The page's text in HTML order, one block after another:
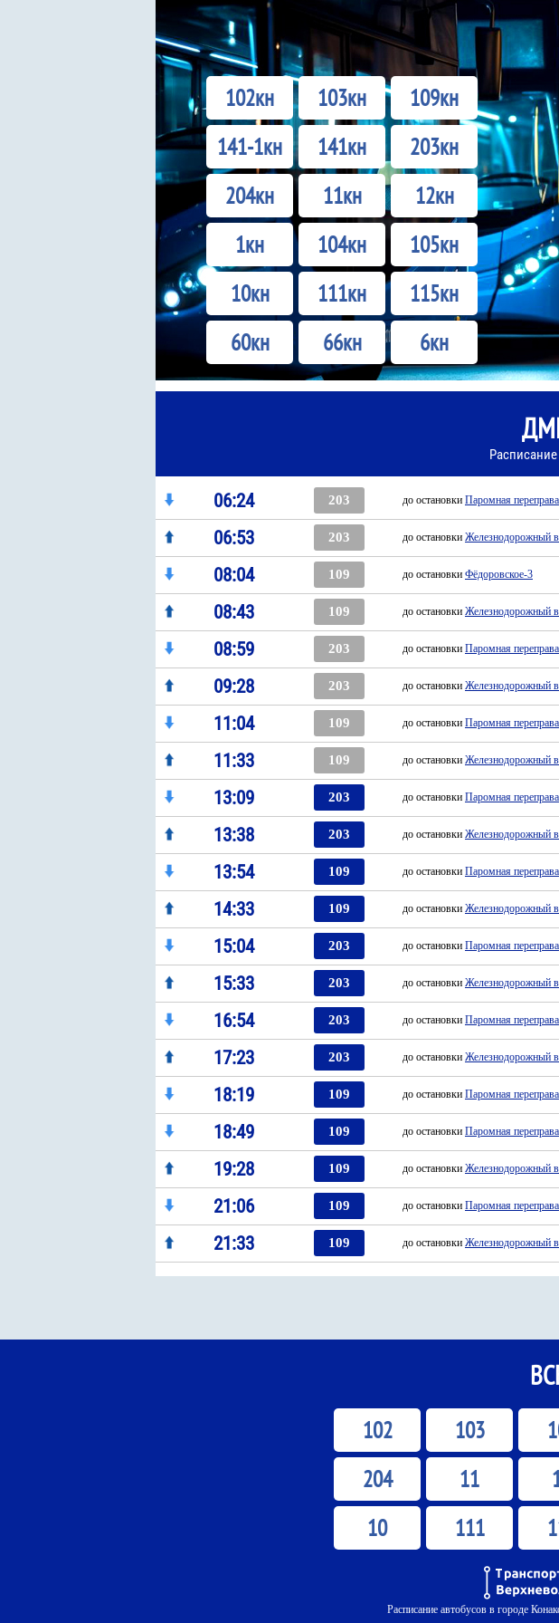
102кн 103кн
109кн
141-1кн
141кн
203кн
204кн
11кн
12кн
1кн
104кн
105кн
10кн
111кн
115кн
60кн
66кн 6кн
06:24 203 до остановки Паромная переправа
06:53 203 до остановки Железнодорожный
08:04 109 до остановки Фёдоровское-3
08:43 109 до остановки Железнодорожный
08:59 203 до остановки Паромная переправа
09:28 203 до остановки Железнодорожный
11:04 109 до остановки Паромная переправа
11:33 109 до остановки Железнодорожный
13:09 203 до остановки Паромная переправа
13:38 203 до остановки Железнодорожный
13:54 109 до остановки Паромная переправа
14:33 109 до остановки Железнодорожный
15:04 203 до остановки Паромная переправа
15:33 203 до остановки Железнодорожный
16:54 203 до остановки Паромная переправа
17:23 203 до остановки Железнодорожный
18:19 109 до остановки Паромная переправа
18:49 109 до остановки Паромная переправа
19:28 109 до остановки Железнодорожный
21:06 109 до остановки Паромная переправа
21:33 109 до остановки Железнодорожный
102 103
204
11
10
111
Расписание автобусов в городе